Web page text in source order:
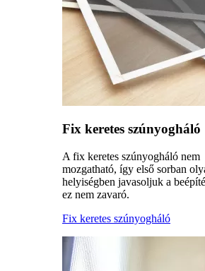
Fix keretes szúnyogháló
A fix keretes szúnyogháló nem
mozgatható, így első sorban
helyiségben javasoljuk a
ez nem zavaró.
Fix keretes szúnyogháló